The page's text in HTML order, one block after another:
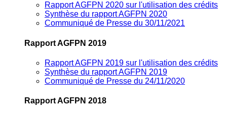
Rapport AGFPN 2020 sur l'utilisation des crédits
Synthèse du rapport AGFPN 2020
Communiqué de Presse du 30/11/2021
Rapport AGFPN 2019
Rapport AGFPN 2019 sur l'utilisation des crédits
Synthèse du rapport AGFPN 2019
Communiqué de Presse du 24/11/2020
Rapport AGFPN 2018